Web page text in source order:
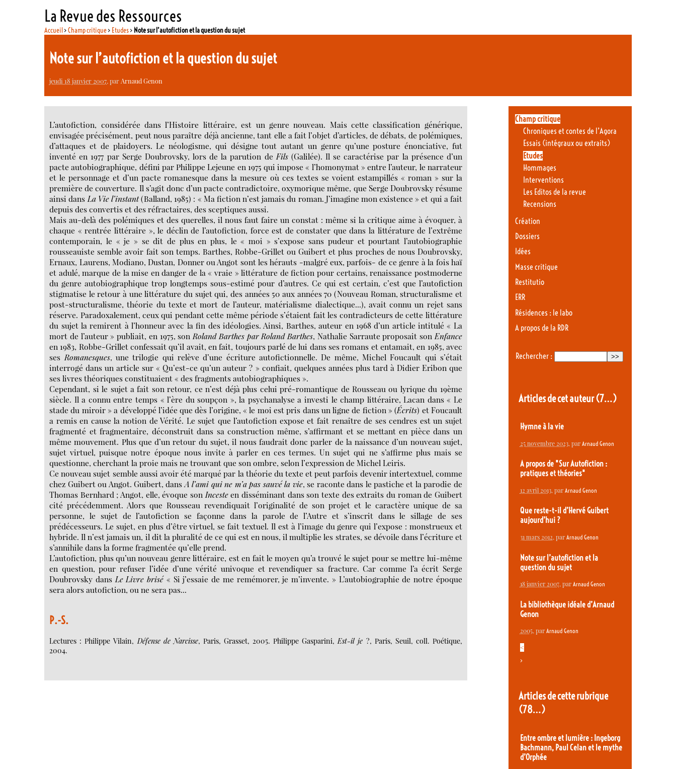
La Revue des Ressources
Accueil>Champ critique> Etudes> Note sur l’autofiction et la question du sujet
Note sur l’autofiction et la question du sujet
jeudi 18 janvier 2007, parArnaud Genon
L’autofiction, considérée dans l’Histoire littéraire, est un genre nouveau. Mais cette classification générique,
envisagée précisément, peut nous paraître déjà ancienne, tant elle a fait l’objet d’articles, de débats, de polémiques,
d’attaques et de plaidoyers. Le néologisme, qui désigne tout autant un genre qu’une posture énonciative, fut
inventé en 1977 par Serge Doubrovsky, lors de la parution de Fils(Galilée). Il se caractérise par la présence d’un
pacte autobiographique, défini par Philippe Lejeune en 1975 qui impose « l’homonymat » entre l’auteur, le narrateur
et le personnage et d’un pacte romanesque dans la mesure où ces textes se voient estampillés « roman » sur la
première de couverture. Il s’agit donc d’un pacte contradictoire, oxymorique même, que Serge Doubrovsky résume
ainsi dans La Vie l’instant(Balland, 1985) : « Ma fiction n’est jamais du roman. J’imagine mon existence » et qui a fait
depuis des convertis et des réfractaires, des sceptiques aussi.
Mais au-delà des polémiques et des querelles, il nous faut faire un constat : même si la critique aime à évoquer, à
chaque « rentrée littéraire », le déclin de l’autofiction, force est de constater que dans la littérature de l’extrême
contemporain, le « je » se dit de plus en plus, le « moi » s’expose sans pudeur et pourtant l’autobiographie
rousseauiste semble avoir fait son temps. Barthes, Robbe-Grillet ou Guibert et plus proches de nous Doubrovsky,
Ernaux, Laurens, Modiano, Dustan, Donner ou Angot sont les hérauts -malgré eux, parfois- de ce genre à la fois haï
et adulé, marque de la mise en danger de la « vraie » littérature de fiction pour certains, renaissance postmoderne
du genre autobiographique trop longtemps sous-estimé pour d’autres. Ce qui est certain, c’est que l’autofiction
stigmatise le retour à une littérature du sujet qui, des années 50 aux années 70 (Nouveau Roman, structuralisme et
post-structuralisme, théorie du texte et mort de l’auteur, matérialisme dialectique...), avait connu un rejet sans
réserve. Paradoxalement, ceux qui pendant cette même période s’étaient fait les contradicteurs de cette littérature
du sujet la remirent à l’honneur avec la fin des idéologies. Ainsi, Barthes, auteur en 1968 d’un article intitulé « La
mort de l’auteur » publiait, en 1975, son Roland Barthes par Roland Barthes, Nathalie Sarraute proposait son Enfance
en 1983, Robbe-Grillet confessait qu’il avait, en fait, toujours parlé de lui dans ses romans et entamait, en 1985, avec
ses Romanesques, une trilogie qui relève d’une écriture autofictionnelle. De même, Michel Foucault qui s’était
interrogé dans un article sur « Qu’est-ce qu’un auteur ? » confiait, quelques années plus tard à Didier Eribon que
ses livres théoriques constituaient « des fragments autobiographiques ».
Cependant, si le sujet a fait son retour, ce n’est déjà plus celui pré-romantique de Rousseau ou lyrique du 19ème
siècle. Il a connu entre temps « l’ère du soupçon », la psychanalyse a investi le champ littéraire, Lacan dans « Le
stade du miroir » a développé l’idée que dès l’origine, « le moi est pris dans un ligne de fiction » (Écrits) et Foucault
a remis en cause la notion de Vérité. Le sujet que l’autofiction expose et fait renaître de ses cendres est un sujet
fragmenté et fragmentaire, déconstruit dans sa construction même, s’affirmant et se mettant en pièce dans un
même mouvement. Plus que d’un retour du sujet, il nous faudrait donc parler de la naissance d’un nouveau sujet,
sujet virtuel, puisque notre époque nous invite à parler en ces termes. Un sujet qui ne s’affirme plus mais se
questionne, cherchant la proie mais ne trouvant que son ombre, selon l’expression de Michel Leiris.
Ce nouveau sujet semble aussi avoir été marqué par la théorie du texte et peut parfois devenir intertextuel, comme
chez Guibert ou Angot. Guibert, dans A l’ami qui ne m’a pas sauvé la vie, se raconte dans le pastiche et la parodie de
Thomas Bernhard ; Angot, elle, évoque son Incesteen disséminant dans son texte des extraits du roman de Guibert
cité précédemment. Alors que Rousseau revendiquait l’originalité de son projet et le caractère unique de sa
personne, le sujet de l’autofiction se façonne dans la parole de l’Autre et s’inscrit dans le sillage de ses
prédécesseurs. Le sujet, en plus d’être virtuel, se fait textuel. Il est à l’image du genre qui l’expose : monstrueux et
hybride. Il n’est jamais un, il dit la pluralité de ce qui est en nous, il multiplie les strates, se dévoile dans l’écriture et
s’annihile dans la forme fragmentée qu’elle prend.
L’autofiction, plus qu’un nouveau genre littéraire, est en fait le moyen qu’a trouvé le sujet pour se mettre lui-même
en question, pour refuser l’idée d’une vérité univoque et revendiquer sa fracture. Car comme l’a écrit Serge
Doubrovsky dans Le Livre brisé « Si j’essaie de me remémorer, je m’invente. » L’autobiographie de notre époque
sera alors autofiction, ou ne sera pas...
P.-S.
Lectures : Philippe Vilain,Défense de Narcisse, Paris, Grasset, 2005. Philippe Gasparini,Est-il je ?, Paris, Seuil, coll. Poétique,
2004.
Champ critique
Chroniques et contes de l’Agora
Essais (intégraux ou extraits)
Etudes
Hommages
Interventions
Les Editos de la revue
Recensions
Création
Dossiers
Idées
Masse critique
Restitutio
ERR
Résidences : le labo
A propos de la RDR
Rechercher :
Articles de cet auteur(7…)
Hymne à la vie
25 novembre 2023, par Arnaud Genon
A propos de "Sur Autofiction :
pratiques et théories"
12 avril 2013, par Arnaud Genon
Que reste-t-il d’Hervé Guibert
aujourd’hui ?
31 mars 2012, par Arnaud Genon
Note sur l’autofiction et la
question du sujet
18 janvier 2007, par Arnaud Genon
La bibliothèque idéale d’Arnaud
Genon
2005, par Arnaud Genon
<
>
Articles de cette rubrique
(78…)
Entre ombre et lumière : Ingeborg
Bachmann, Paul Celan et le mythe
d’Orphée